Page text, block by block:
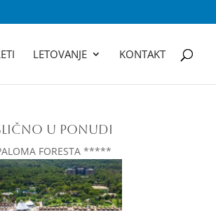
LETOVANJE KONTAKT
U PONUDI
FORESTA *****